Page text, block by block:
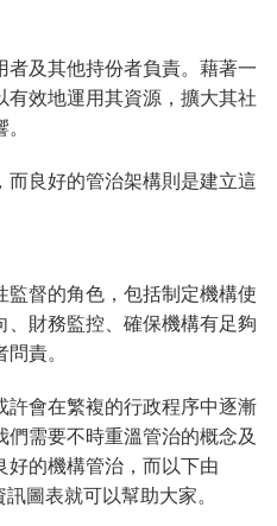
及其他持份者負責。藉著一
效地運用其資源，擴大其社
良好的管治架構則是建立這
督的角色，包括制定機構使
財務監控、確保機構有足夠
責。
許會在繁複的行政程序中逐漸
需要不時重溫管治的概念及
好的機構管治，而以下由
圖表就可以幫助大家。